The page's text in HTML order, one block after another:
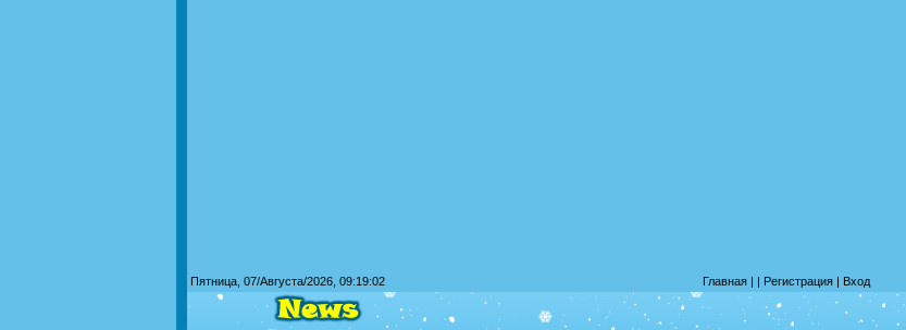
Пятница, 07/Августа/2026, 09:19:02 Главная | | Регистрация | Вход